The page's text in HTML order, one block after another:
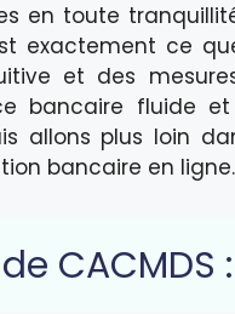
en toute
exactement ce
et des
bancaire fluide
allons plus loin
bancaire en ligne.